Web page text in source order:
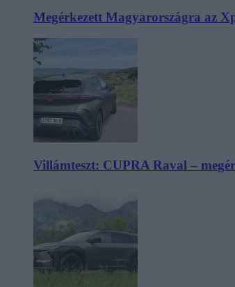
Megérkezett Magyarországra az
Villámteszt: CUPRA Raval –